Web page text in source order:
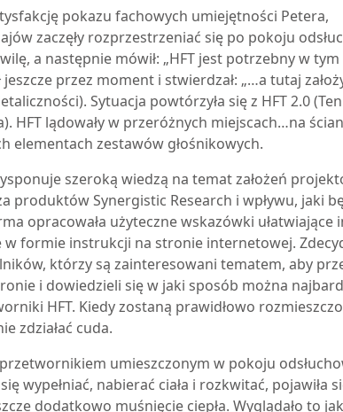
pokazu fachowych umiejętności Petera,
zaczęły rozprzestrzeniać się po pokoju
a następnie mówił: „HFT jest potrzebny w tym
jeszcze przez moment i stwierdzał: „…a tutaj
Sytuacja powtórzyła się z HFT 2.0
HFT lądowały w przeróżnych miejscach…na
elementach zestawów głośnikowych.
szeroką wiedzą na temat założeń
produktów Synergistic Research i wpływu, jaki
opracowała użyteczne wskazówki ułatwiające
w formie instrukcji na stronie internetowej.
którzy są zainteresowani tematem, aby
i dowiedzieli się w jaki sposób można
HFT. Kiedy zostaną prawidłowo
zdziałać cuda.
umieszczonym w pokoju
wypełniać, nabierać ciała i rozkwitać, pojawiła
dodatkowo muśnięcie ciepła. Wyglądało to